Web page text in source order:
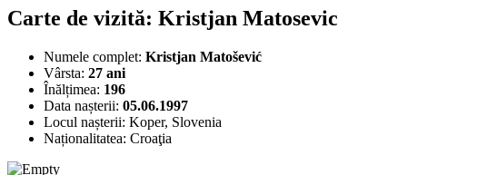
Carte de vizită: Kristjan Matosevic
Numele complet: Kristjan Matošević
Vârsta: 27 ani
Înălțimea: 196
Data nașterii: 05.06.1997
Locul nașterii: Koper, Slovenia
Naționalitatea: Croaţia